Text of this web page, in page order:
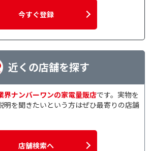
今すぐ登録
近くの店舗を探す
界ナンバーワンの家電量販店です。実物を
明を聞きたいという方はぜひ最寄りの店舗
店舗検索へ